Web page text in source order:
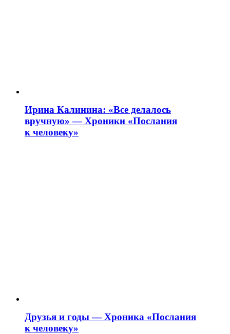
Ирина Калинина: «Все делалось
вручную» — Хроники «Послания
к человеку»
Друзья и годы — Хроника «Послания
к человеку»